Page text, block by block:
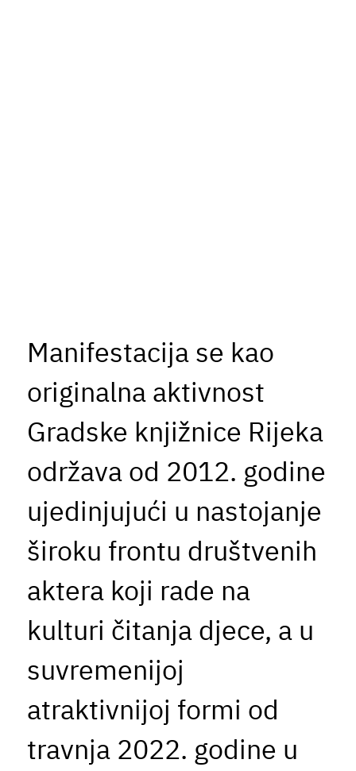
Manifestacija se kao
originalna aktivnost
Gradske knjižnice Rijeka
održava od 2012. godine
ujedinjujući u nastojanje
široku frontu društvenih
aktera koji rade na
kulturi čitanja djece, a u
suvremenijoj
atraktivnijoj formi od
travnja 2022. godine u